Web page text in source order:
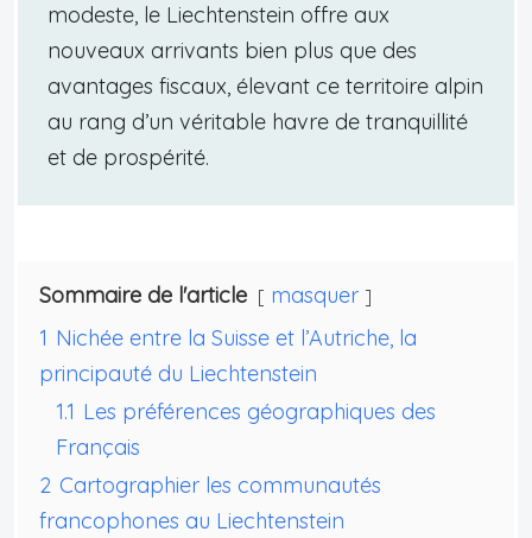
modeste, le Liechtenstein offre aux
nouveaux arrivants bien plus que des
avantages fiscaux, élevant ce territoire alpin
au rang d’un véritable havre de tranquillité
et de prospérité.
Sommaire de l'article
masquer
1 Nichée entre la Suisse et l’Autriche, la
principauté du Liechtenstein
1.1 Les préférences géographiques des
Français
2 Cartographier les communautés
francophones au Liechtenstein